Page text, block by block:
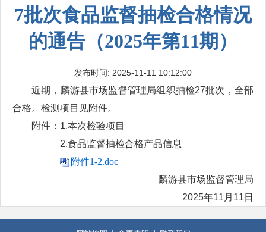
7批次食品监督抽检合格情况
的通告（2025年第11期）
发布时间: 2025-11-11 10:12:00
近期，麟游县市场监督管理局组织抽检27批次，全部
合格。检测项目见附件。
附件： 1.本次检验项目
2.食品监督抽检合格产品信息
附件1-2.doc
麟游县市场监督管理局
2025年11月11日